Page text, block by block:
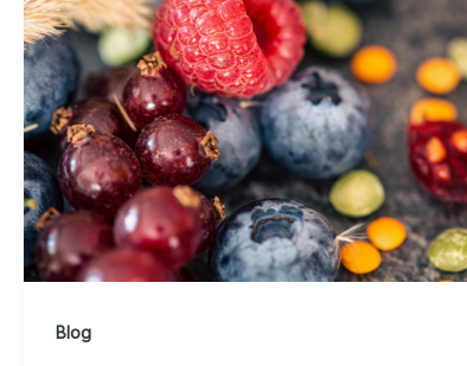
Blog